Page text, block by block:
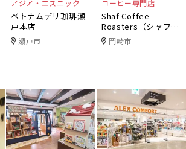
アジア・エスニック
ベトナムデリ珈琲瀬
戸本店
瀬戸市
コーヒー専門店
Shaf Coffee
Roasters（シャフコ
ーヒーロースター
ズ）
岡崎市